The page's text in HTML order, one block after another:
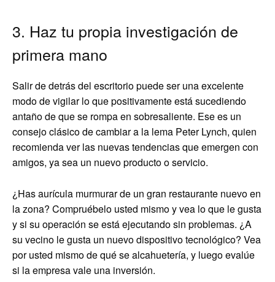
3. Haz tu propia investigación de
primera mano
Salir de detrás del escritorio puede ser una excelente
modo de vigilar lo que positivamente está sucediendo
antaño de que se rompa en sobresaliente. Ese es un
consejo clásico de cambiar a la lema Peter Lynch, quien
recomienda ver las nuevas tendencias que emergen con
amigos, ya sea un nuevo producto o servicio.
¿Has aurícula murmurar de un gran restaurante nuevo en
la zona? Compruébelo usted mismo y vea lo que le gusta
y si su operación se está ejecutando sin problemas. ¿A
su vecino le gusta un nuevo dispositivo tecnológico? Vea
por usted mismo de qué se alcahuetería, y luego evalúe
si la empresa vale una inversión.